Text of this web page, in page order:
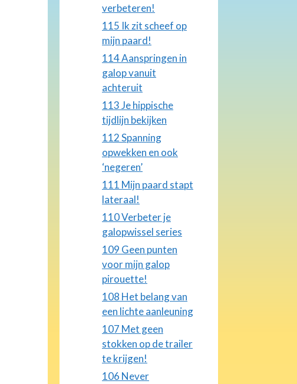
verbeteren!
115 Ik zit scheef op
mijn paard!
114 Aanspringen in
galop vanuit
achteruit
113 Je hippische
tijdlijn bekijken
112 Spanning
opwekken en ook
‘negeren’
111 Mijn paard stapt
lateraal!
110 Verbeter je
galopwissel series
109 Geen punten
voor mijn galop
pirouette!
108 Het belang van
een lichte aanleuning
107 Met geen
stokken op de trailer
te krijgen!
106 Never